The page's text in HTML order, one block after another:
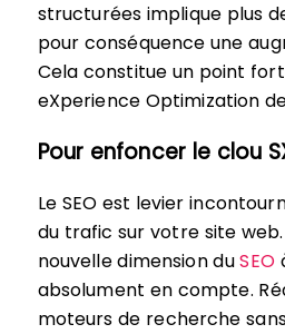
structurées implique plus
pour conséquence une
Cela constitue un point
eXperience Optimization
Pour enfoncer le clou
Le SEO est levier
du trafic sur votre site web.
nouvelle dimension duSEO
absolument en compte.
moteurs de recherche